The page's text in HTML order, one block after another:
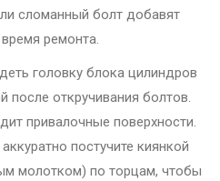
сломанный болт добавят
ремонта.
головку блока цилиндров
после откручивания болтов.
привалочные поверхности.
постучите киянкой
молотком) по торцам, чтобы